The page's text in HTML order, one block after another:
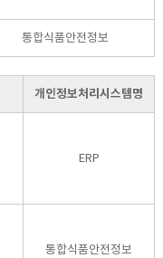
통합식품안전정보
개인정보처리시스템명
ERP
통합식품안전정보